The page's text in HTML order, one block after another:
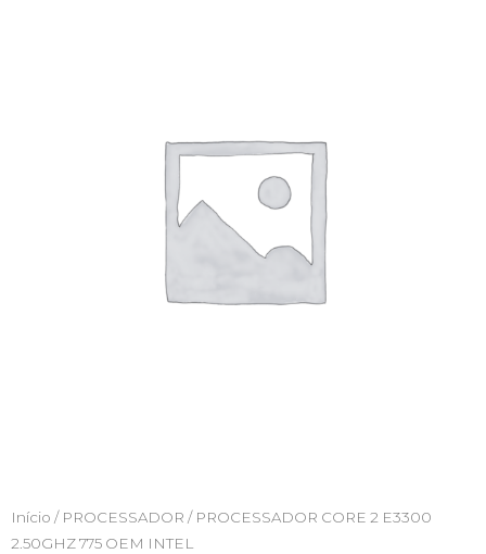
Início / PROCESSADOR / PROCESSADOR CORE 2 E3300
2.50GHZ 775 OEM INTEL